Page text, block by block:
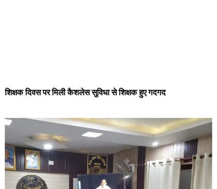
शिक्षक दिवस पर मिली कैशलेस सुविधा से शिक्षक हुए गदगद